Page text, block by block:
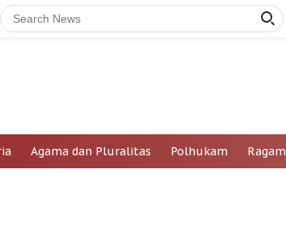
Agama dan Pluralitas Polhukam Ragam